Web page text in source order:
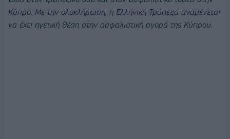
Κύπρο. Με την ολοκλήρωση, η Ελληνική Τράπεζα αναμένεται
να έχει ηγετική θέση στην ασφαλιστική αγορά της Κύπρου.